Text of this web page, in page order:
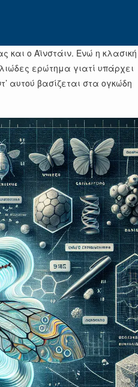
και ο Αϊνστάιν. Ενώ η κλασική
ερώτημα γιατί υπάρχει
αυτού βασίζεται στα ογκώδη